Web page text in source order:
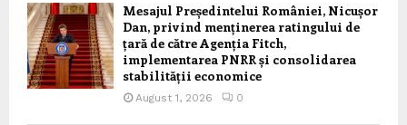
Mesajul Președintelui României, Nicușor
Dan, privind menținerea ratingului de
țară de către Agenția Fitch,
implementarea PNRR și consolidarea
stabilității economice
August 1, 2026 0